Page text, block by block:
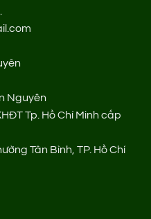
Nguyên
Tp. Hồ Chí Minh cấp
Tân Bình, TP. Hồ Chí